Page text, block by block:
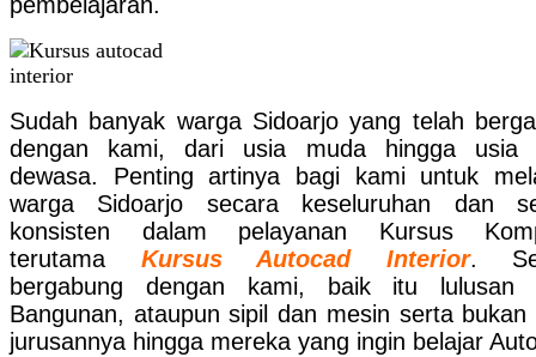
Sudah banyak warga Sidoarjo yang telah
dengan kami, dari usia muda hingga usia
dewasa. Penting artinya bagi kami untuk
warga Sidoarjo secara keseluruhan dan
konsisten dalam pelayanan Kursus
terutama Kursus Autocad Interior.
bergabung dengan kami, baik itu lulusan
Bangunan, ataupun sipil dan mesin serta bukan
jurusannya hingga mereka yang ingin belajar